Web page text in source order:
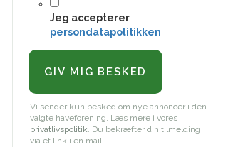
Jeg accepterer
persondatapolitikken
Vi sender kun besked om nye annoncer i den
valgte haveforening. Læs mere i vores
privatlivspolitik. Du bekræfter din tilmelding
via et link i en mail.